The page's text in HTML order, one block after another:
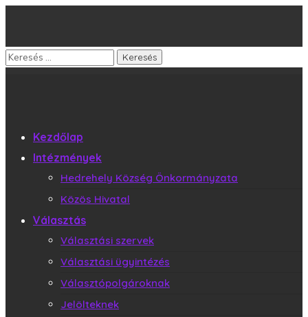
Kezdőlap
Intézmények
Hedrehely Község Önkormányzata
Közös Hivatal
Választás
Választási szervek
Választási ügyintézés
Választópolgároknak
Jelölteknek